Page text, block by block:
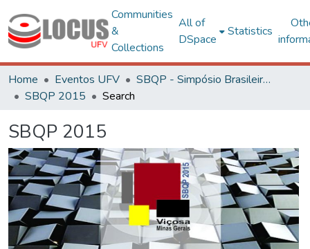
Communities
&
Collections
All of
DSpace
Statistics
Home Eventos UFV
SBQP - Simpósio Brasileiro de Qualidade do Projeto no Ambiente Construído
SBQP 2015
Search
SBQP 2015